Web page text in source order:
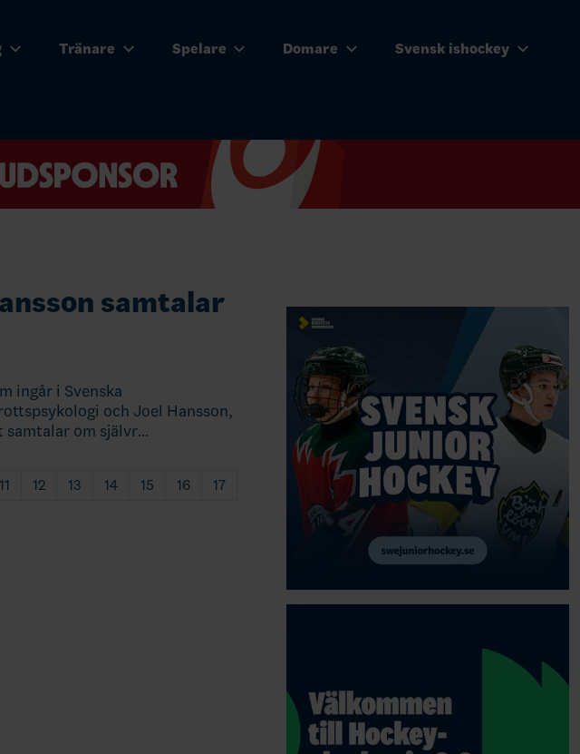
Tränare Spelare Domare Svensk ishockey
samtalar
ingår i Svenska
och Joel Hansson,
samtalar om självr…
11 12 13 14 15 16
17